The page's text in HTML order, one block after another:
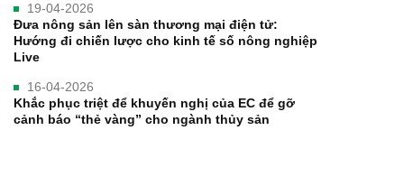
19-04-2026
Đưa nông sản lên sàn thương mại điện tử:
Hướng đi chiến lược cho kinh tế số nông nghiệp
Live
16-04-2026
Khắc phục triệt để khuyến nghị của EC để gỡ
cảnh báo “thẻ vàng” cho ngành thủy sản